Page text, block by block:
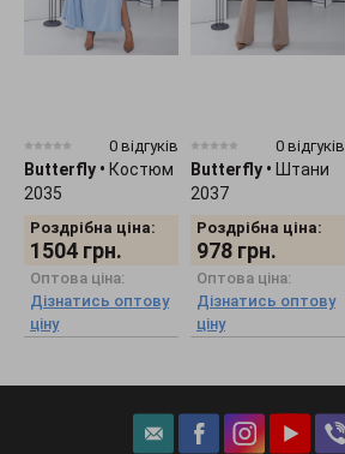
0 відгуків
Butterfly • Костюм
2035
Роздрібна ціна:
1504 грн.
Оптова ціна:
Дізнатись оптову
ціну
0 відгуків
Butterfly • Штани
2037
Роздрібна ціна:
978 грн.
Оптова ціна:
Дізнатись оптову
ціну